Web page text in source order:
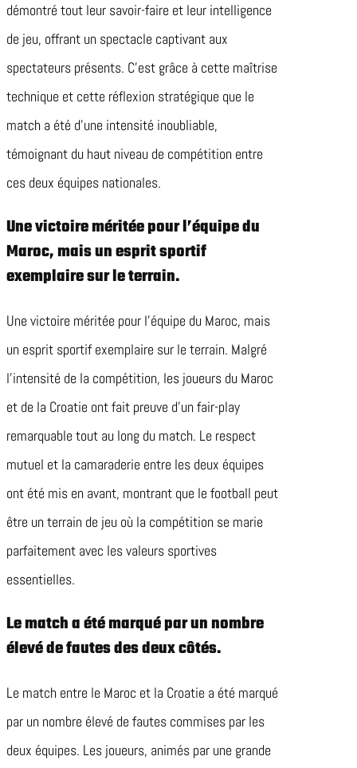
démontré tout leur savoir-faire et leur intelligence
de jeu, offrant un spectacle captivant aux
spectateurs présents. C’est grâce à cette maîtrise
technique et cette réflexion stratégique que le
match a été d’une intensité inoubliable,
témoignant du haut niveau de compétition entre
ces deux équipes nationales.
Une victoire méritée pour l’équipe du
Maroc, mais un esprit sportif
exemplaire sur le terrain.
Une victoire méritée pour l’équipe du Maroc, mais
un esprit sportif exemplaire sur le terrain. Malgré
l’intensité de la compétition, les joueurs du Maroc
et de la Croatie ont fait preuve d’un fair-play
remarquable tout au long du match. Le respect
mutuel et la camaraderie entre les deux équipes
ont été mis en avant, montrant que le football peut
être un terrain de jeu où la compétition se marie
parfaitement avec les valeurs sportives
essentielles.
Le match a été marqué par un nombre
élevé de fautes des deux côtés.
Le match entre le Maroc et la Croatie a été marqué
par un nombre élevé de fautes commises par les
deux équipes. Les joueurs, animés par une grande